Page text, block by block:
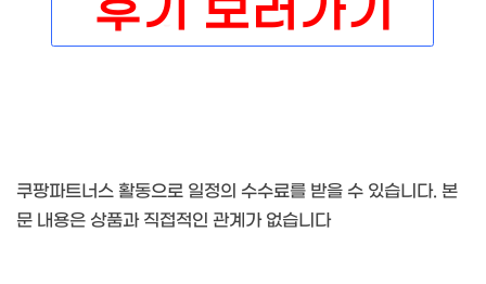
쿠팡파트너스 활동으로 일정의 수수료를 받을 수 있습니다. 본
문 내용은 상품과 직접적인 관계가 없습니다